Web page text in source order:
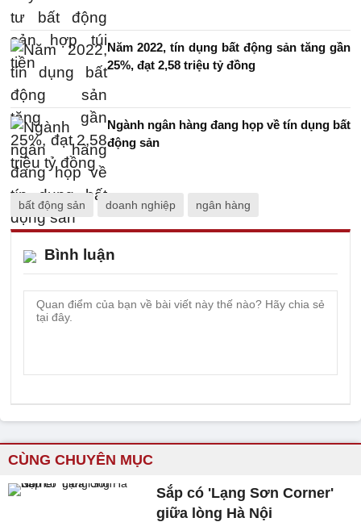
Năm 2022, tín dụng bất động sản tăng gần
25%, đạt 2,58 triệu tỷ đồng
Ngành ngân hàng đang họp về tín dụng bất
động sản
bất động sản doanh nghiệp ngân hàng
Bình luận
CÙNG CHUYÊN MỤC
Sắp có 'Lạng Sơn Corner'
giữa lòng Hà Nội